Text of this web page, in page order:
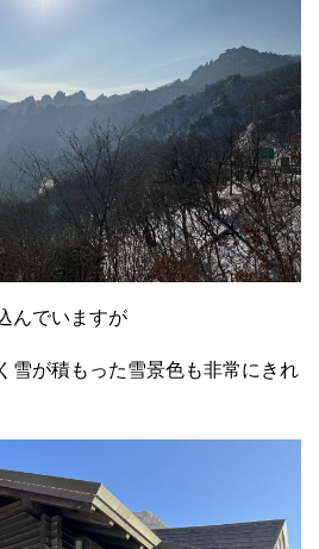
んでいますが
雪が積もった雪景色も非常にきれ